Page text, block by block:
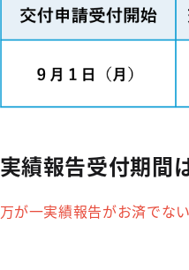
実績報告受付期間
万が一実績報告がお済でな